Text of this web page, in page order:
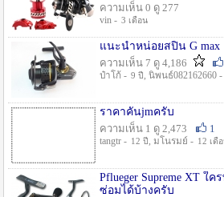
ความเห็น 0 ดู 277
vin - 3 เดือน
แนะนำหน่อยสปิน G max
ความเห็น 7 ดู 4,186
ป๋าโก้ - 9 ปี , นิพนธ์082162660 -
ราคาคันjmครับ
ความเห็น 1 ดู 2,473
1
tangtr - 12 ปี , มโนรมย์ - 12 เดื
Pflueger Supreme XT ใ
ซ่อมได้บ้างครับ